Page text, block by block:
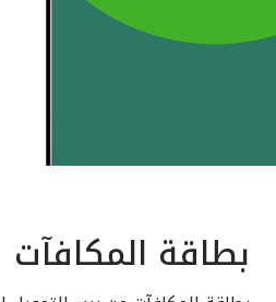
بطاقة المكافآت